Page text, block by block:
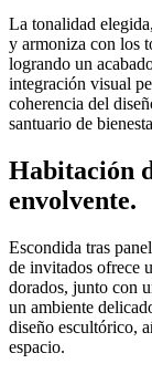
La tonalidad
y armoniza con los
logrando un
integración visual
coherencia del
santuario de
Habitación
envolvente.
Escondida tras
de invitados ofrece
dorados, junto con
un ambiente
diseño escultórico,
espacio.